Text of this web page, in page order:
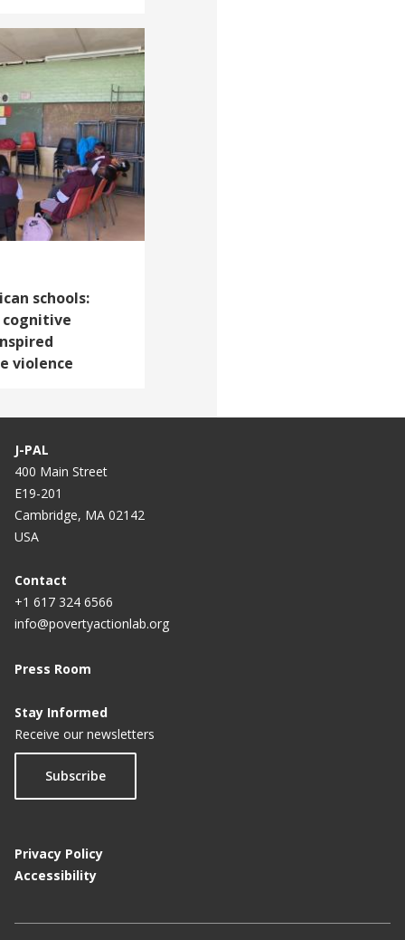
schools:
cognitive
violence
J-PAL
400 Main Street
E19-201
Cambridge, MA 02142
USA
Contact
+1 617 324 6566
info@povertyactionlab.org
Press Room
Stay Informed
Receive our newsletters
Subscribe
Privacy Policy
Accessibility